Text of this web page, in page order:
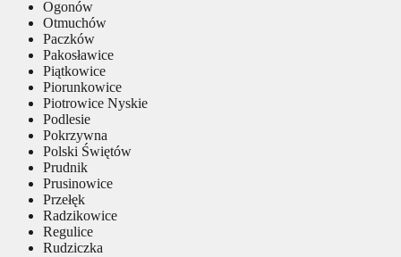
Ogonów
Otmuchów
Paczków
Pakosławice
Piątkowice
Piorunkowice
Piotrowice Nyskie
Podlesie
Pokrzywna
Polski Świętów
Prudnik
Prusinowice
Przełęk
Radzikowice
Regulice
Rudziczka